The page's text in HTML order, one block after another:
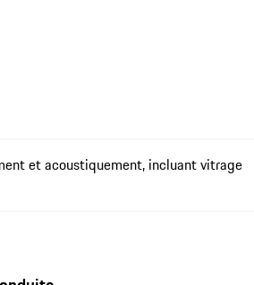
et acoustiquement, incluant vitrage